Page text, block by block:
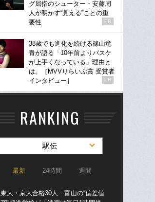
グ屈指のシューター・安藤周
人が明かす“見える”ことの重
要性
PR
38歳でも進化を続ける篠山竜
青が語る「10年前よりバスケ
が上手くなっている」理由と
は。［MVVりらいぶ賞 受賞者
インタビュー］
PR
RANKING
駅伝
最新 24時間 週間
東大・京大合格30人…富山の“偏差値